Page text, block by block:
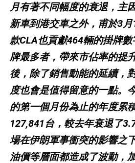
月有著不同幅度的衰退，主
新車到港交車之外，甫於3
款CLA也貢獻464輛的掛牌
牌最多者，帶來市佔率的提
後，除了銷售動能的延續，
度也會是值得留意的一點。
的第一個月份為止的年度累
127,841台，較去年衰退了
場在伊朗軍事衝突的影響之
油價等層面都造成了波動，